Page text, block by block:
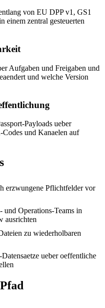
von EU DPP v1, GS1
zentral gesteuerten
Aufgaben und Freigaben und
und welche Version
Payloads ueber
und Kanaelen auf
erzwungene Pflichtfelder vor
Operations-Teams in
ausrichten
zu wiederholbaren
ueber oeffentliche